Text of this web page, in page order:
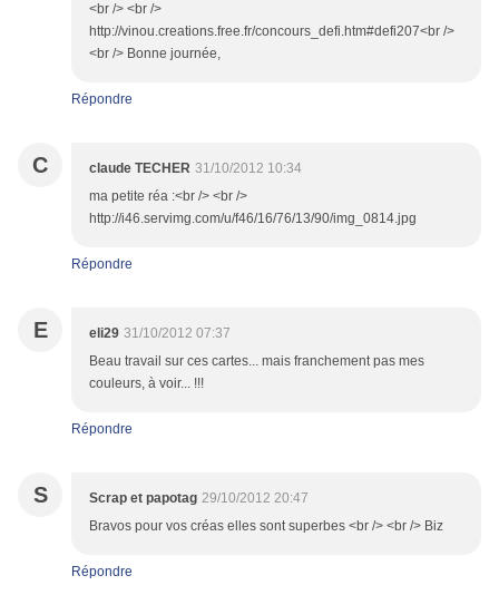
<br /> <br />
http://vinou.creations.free.fr/concours_defi.htm#defi207<br />
<br /> Bonne journée,
Répondre
C claude TECHER 31/10/2012 10:34
ma petite réa :<br /> <br />
http://i46.servimg.com/u/f46/16/76/13/90/img_0814.jpg
Répondre
E eli29 31/10/2012 07:37
Beau travail sur ces cartes... mais franchement pas mes
couleurs, à voir... !!!
Répondre
S Scrap et papotag 29/10/2012 20:47
Bravos pour vos créas elles sont superbes <br /> <br /> Biz
Répondre